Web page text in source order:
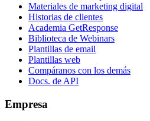
Materiales de marketing digital
Historias de clientes
Academia GetResponse
Biblioteca de Webinars
Plantillas de email
Plantillas web
Compáranos con los demás
Docs. de API
Empresa